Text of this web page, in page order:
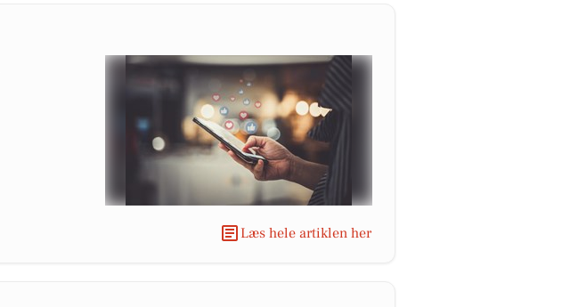
Læs hele artiklen her